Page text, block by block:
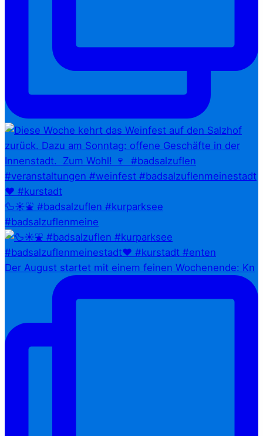
🦆☀️⛲ #badsalzuflen #kurparksee
#badsalzuflenmeine
Der August startet mit einem feinen Wochenende: Kn